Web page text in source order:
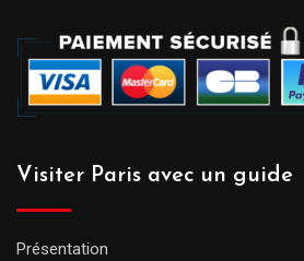
Visiter Paris avec un guide
Présentation